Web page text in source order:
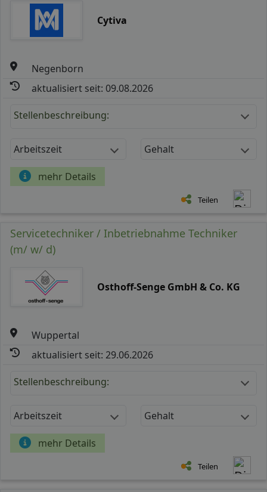
Cytiva
Negenborn
aktualisiert seit: 09.08.2026
Stellenbeschreibung:
Arbeitszeit Gehalt
mehr Details
Teilen
Servicetechniker / Inbetriebnahme Techniker
(m/ w/ d)
Osthoff-Senge GmbH & Co. KG
Wuppertal
aktualisiert seit: 29.06.2026
Stellenbeschreibung:
Arbeitszeit Gehalt
mehr Details
Teilen